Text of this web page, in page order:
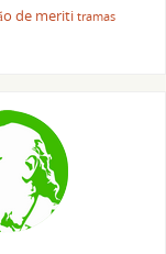
de meriti tramas